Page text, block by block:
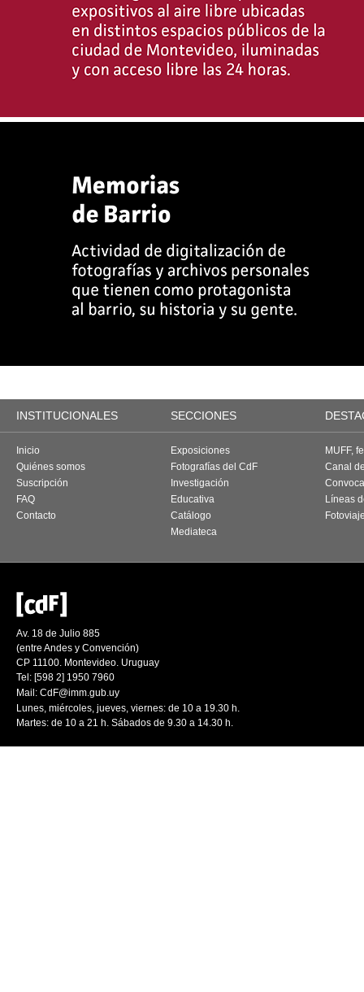
INSTITUCIONALES SECCIONES
Inicio
Quiénes somos
Suscripción
FAQ
Contacto
Exposiciones
Fotografías del CdF
Investigación
Educativa
Catálogo
Mediateca
MUFF,
Canal
Líneas
Av. 18 de Julio 885
(entre Andes y Convención)
CP 11100. Montevideo. Uruguay
Tel: [598 2] 1950 7960
Mail: CdF@imm.gub.uy
Lunes, miércoles, jueves, viernes: de 10 a 19.30 h.
Martes: de 10 a 21 h. Sábados de 9.30 a 14.30 h.